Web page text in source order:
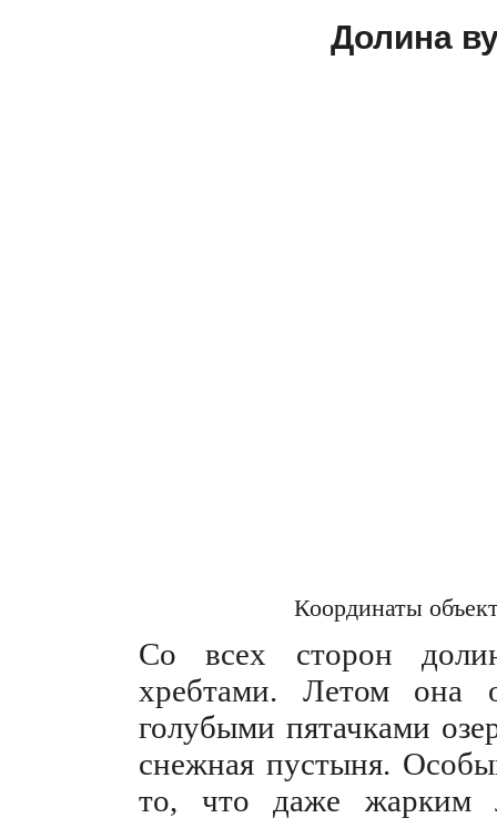
Долина
Координаты
Со всех сторон
хребтами. Летом она
голубыми пятачками
снежная пустыня.
то, что даже жарким